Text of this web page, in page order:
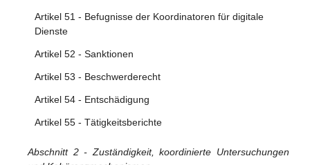
Vermittlungsdiensten
Hostingdiensteanbieter, einschließlich Online-Plattformen
Artikel 17 - Begründung
Artikel 18 - Meldung des Verdachts auf Straftaten
Abschnitt 3 - Zusätzliche Bestimmungen für Anbieter von
Artikel 51 - Befugnisse der Koordinatoren für digitale
Dienste
Artikel 52 - Sanktionen
Artikel 53 - Beschwerderecht
Artikel 54 - Entschädigung
Artikel 55 - Tätigkeitsberichte
Abschnitt 2 - Zuständigkeit, koordinierte Untersuchungen